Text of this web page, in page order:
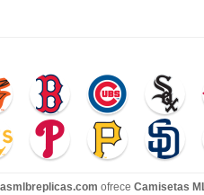
ofrece Camisetas